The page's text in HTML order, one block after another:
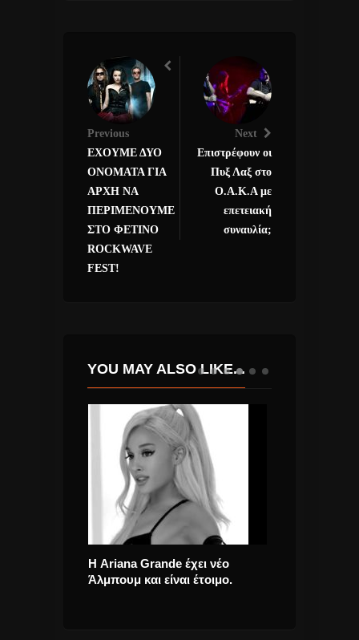
Previous
ΕΧΟΥΜΕ ΔΥΟ
ΟΝΟΜΑΤΑ ΓΙΑ
ΑΡΧΗ ΝΑ
ΠΕΡΙΜΕΝΟΥΜΕ
ΣΤΟ ΦΕΤΙΝΟ
ROCKWAVE
FEST!
Next
Επιστρέφουν οι
Πυξ Λαξ στο
Ο.Α.Κ.Α με
επετειακή
συναυλία;
YOU MAY ALSO LIKE...
Η Ariana Grande έχει νέο
Άλμπουμ και είναι έτοιμο.